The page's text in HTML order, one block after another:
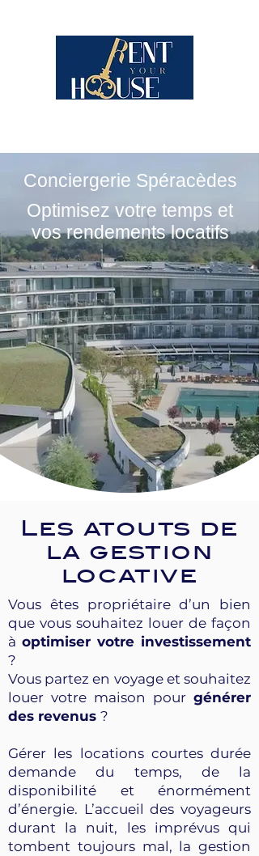
Conciergerie Spéracèdes
Optimisez votre temps et
vos rendements locatifs
Les atouts de
la gestion
locative
Vous êtes propriétaire d’un bien
que vous souhaitez louer de façon
à optimiser votre investissement
?
Vous partez en voyage et souhaitez
louer votre maison pour générer
des revenus ?
Gérer les locations courtes durée
demande du temps, de la
disponibilité et énormément
d’énergie. L’accueil des voyageurs
durant la nuit, les imprévus qui
tombent toujours mal, la gestion